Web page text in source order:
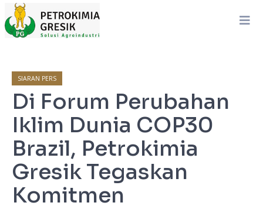
SIARAN PERS
Di Forum Perubahan
Iklim Dunia COP30
Brazil, Petrokimia
Gresik Tegaskan
Komitmen